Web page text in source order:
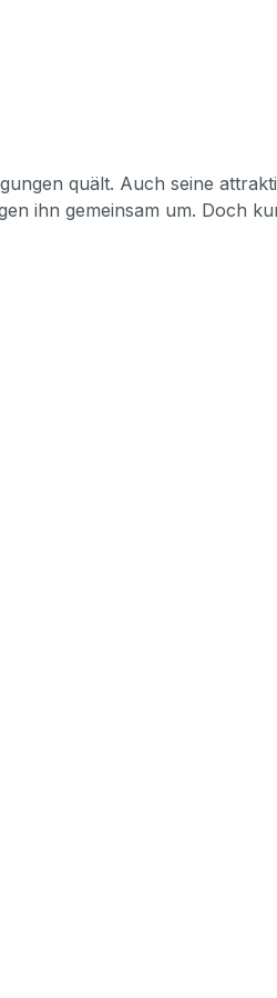
quält. Auch seine
ihn gemeinsam um. Doch